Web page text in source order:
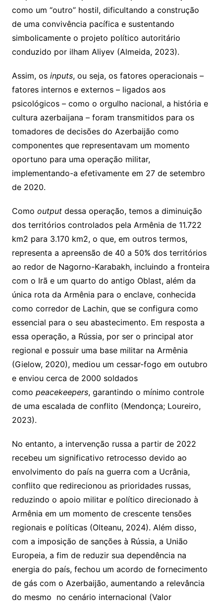
como um “outro” hostil, dificultando a construção
de uma convivência pacífica e sustentando
simbolicamente o projeto político autoritário
conduzido por ilham Aliyev (Almeida, 2023).
Assim, os inputs, ou seja, os fatores operacionais –
fatores internos e externos – ligados aos
psicológicos – como o orgulho nacional, a história e
cultura azerbaijana – foram transmitidos para os
tomadores de decisões do Azerbaijão como
componentes que representavam um momento
oportuno para uma operação militar,
implementando-a efetivamente em 27 de setembro
de 2020.
Como output dessa operação, temos a diminuição
dos territórios controlados pela Armênia de 11.722
km2 para 3.170 km2, o que, em outros termos,
representa a apreensão de 40 a 50% dos territórios
ao redor de Nagorno-Karabakh, incluindo a fronteira
com o Irã e um quarto do antigo Oblast, além da
única rota da Armênia para o enclave, conhecida
como corredor de Lachin, que se configura como
essencial para o seu abastecimento. Em resposta a
essa operação, a Rússia, por ser o principal ator
regional e possuir uma base militar na Armênia
(Gielow, 2020), mediou um cessar-fogo em outubro
e enviou cerca de 2000 soldados
como peacekeepers, garantindo o mínimo controle
de uma escalada de conflito (Mendonça; Loureiro,
2023).
No entanto, a intervenção russa a partir de 2022
recebeu um significativo retrocesso devido ao
envolvimento do país na guerra com a Ucrânia,
conflito que redirecionou as prioridades russas,
reduzindo o apoio militar e político direcionado à
Armênia em um momento de crescente tensões
regionais e políticas (Olteanu, 2024). Além disso,
com a imposição de sanções à Rússia, a União
Europeia, a fim de reduzir sua dependência na
energia do país, fechou um acordo de fornecimento
de gás com o Azerbaijão, aumentando a relevância
do mesmo no cenário internacional (Valor